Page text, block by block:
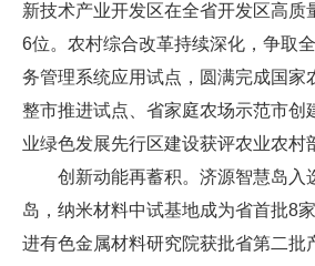
新技术产业开发区在全省开发区高质
6位。农村综合改革持续深化，争取
务管理系统应用试点，圆满完成国家
整市推进试点、省家庭农场示范市创
业绿色发展先行区建设获评农业农村
创新动能再蓄积。济源智慧岛入
岛，纳米材料中试基地成为省首批8
进有色金属材料研究院获批省第二批